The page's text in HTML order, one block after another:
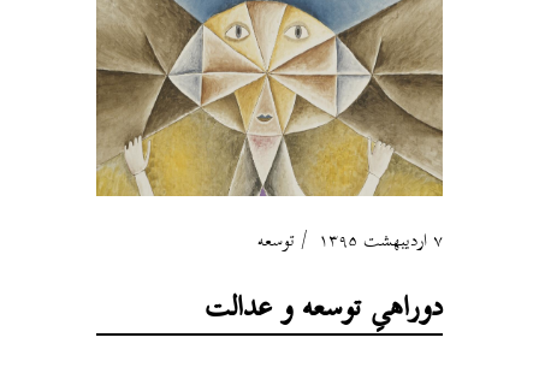
۷ اردیبهشت ۱۳۹۵ توسعه
دوراهیِ توسعه و عدالت